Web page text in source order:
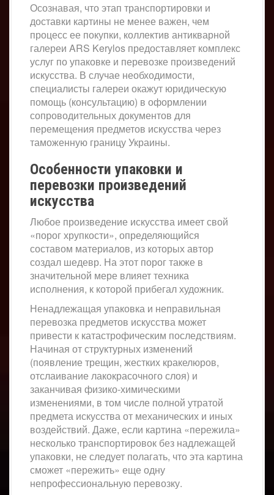
Осознавая, что этап транспортировки и
доставки картины не менее важен, чем
процесс ее покупки, коллектив антикварной
галереи ARS Kerylos предоставляет комплекс
услуг по упаковке и перевозке произведений
искусства. В случае необходимости,
специалисты галереи окажут юридическую
помощь (консультацию) в оформлении
сопроводительных документов для
перемещения предметов искусства через
таможенную границу Украины.
Особенности упаковки и
перевозки произведений
искусства
Любое произведение искусства имеет свой
«порог хрупкости», определяющийся
составом материалов, из которых автор
создал шедевр. На этот порог также в
значительной мере влияет техника
исполнения, к которой прибегал художник.
Ненадлежащая упаковка и неправильная
перевозка предметов искусства может
привести к катастрофическим последствиям.
Начиная от структурных изменений
(появление трещин, жестких кракелюров,
отслаивание лакокрасочного слоя) и
заканчивая физико-химическими
изменениями, в том числе полной утратой
предмета искусства от механических и иных
воздействий. Даже, если картина «пережила»
несколько транспортировок без надлежащей
упаковки, не следует полагать, что эта картина
сможет «пережить» еще одну
непрофессиональную перевозку.